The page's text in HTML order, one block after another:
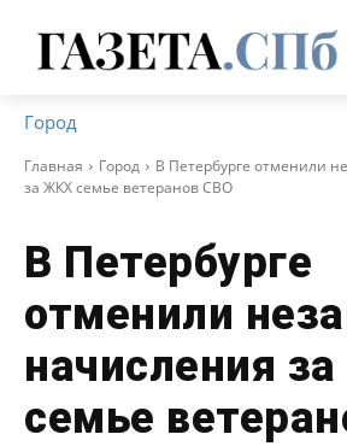
Город
Главная Город
В Петербурге отменили
за ЖКХ семье ветеранов СВО
В Петербурге
отменили
начисления
семье